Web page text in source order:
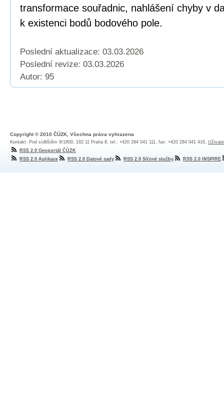
transformace souřadnic, nahlášení chyby v
k existenci bodů bodového pole.
Poslední aktualizace: 03.03.2026
Poslední revize: 03.03.2026
Autor: 95
Copyright © 2010 ČÚZK, Všechna práva vyhrazena
Kontakt: Pod sídlištěm 9/1800, 182 11 Praha 8, tel.: +420 284 041 111, fax: +420 284 041 416,
RSS 2.0 Geoportál ČÚZK
RSS 2.0 Aplikace
RSS 2.0 Datové sady RSS 2.0 Síťové služby RSS 2.0 INSPIRE